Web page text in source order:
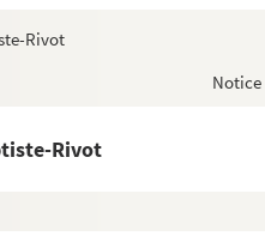
Rivot
Notice
Rivot
de Dante